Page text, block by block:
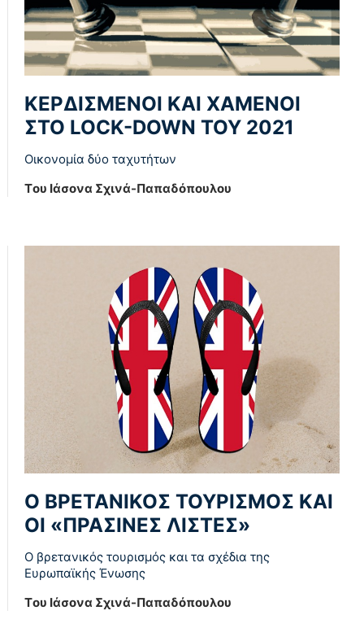
ΚΕΡΔΙΣΜΕΝΟΙ ΚΑΙ ΧΑΜΕΝΟΙ
ΣΤΟ LOCK-DOWN ΤΟΥ 2021
Οικονομία δύο ταχυτήτων
Tου Ιάσονα Σχινά-Παπαδόπουλου
Ο ΒΡΕΤΑΝΙΚΟΣ ΤΟΥΡΙΣΜΟΣ ΚΑΙ
ΟΙ «ΠΡΑΣΙΝΕΣ ΛΙΣΤΕΣ»
Ο βρετανικός τουρισμός και τα σχέδια της
Ευρωπαϊκής Ένωσης
Tου Ιάσονα Σχινά-Παπαδόπουλου